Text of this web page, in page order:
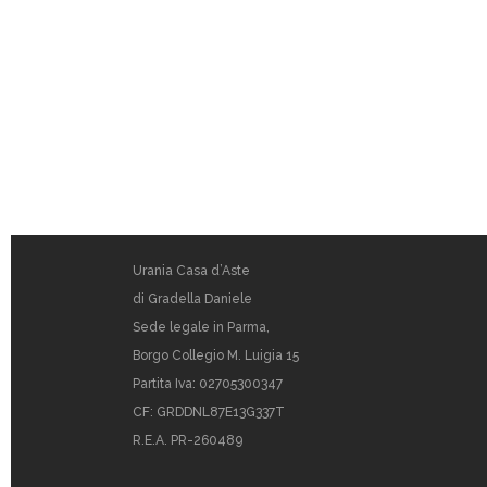
Urania Casa d’Aste
di Gradella Daniele
Sede legale in Parma,
Borgo Collegio M. Luigia 15
Partita Iva: 02705300347
CF: GRDDNL87E13G337T
R.E.A. PR-260489